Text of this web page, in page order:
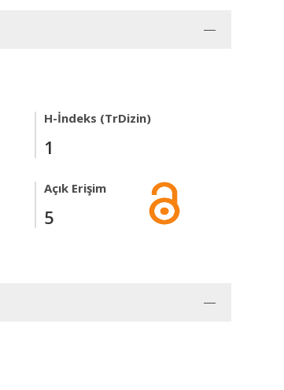
H-İndeks (TrDizin)
1
Açık Erişim
5